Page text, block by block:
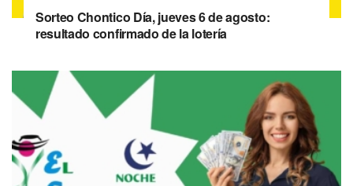
Sorteo Chontico Día, jueves 6 de agosto:
resultado confirmado de la lotería